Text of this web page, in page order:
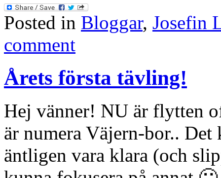
Posted in Bloggar, Josefin
comment
Årets första tävling!
Hej vänner! NU är flytten
är numera Väjern-bor..
äntligen vara klara (och